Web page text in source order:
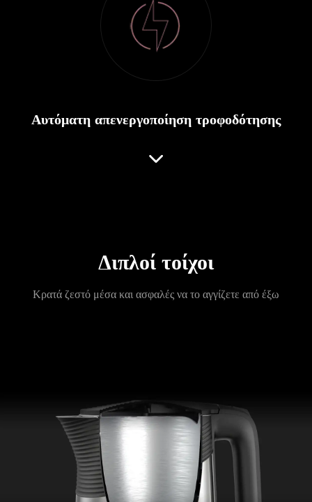
Αυτόματη απενεργοποίηση τροφοδότησης
Διπλοί τοίχοι
Κρατά ζεστό μέσα και ασφαλές να το αγγίζετε από έξω